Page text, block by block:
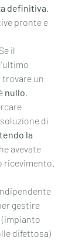
definitiva.
pronte e
Se il
un
nullo.
di
la
avevate
ricevimento.
gestire
(impianto
difettosa)